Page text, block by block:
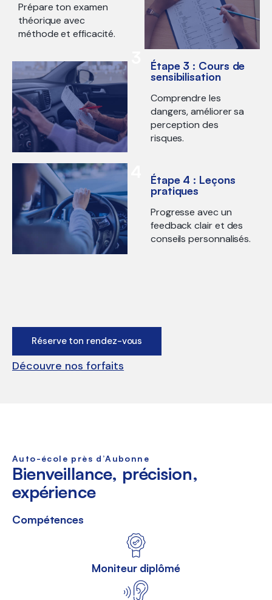
Prépare ton examen
théorique avec
méthode et efficacité.
Étape 3 : Cours de
sensibilisation
Comprendre les
dangers, améliorer sa
perception des
risques.
Étape 4 : Leçons
pratiques
Progresse avec un
feedback clair et des
conseils personnalisés.
Réserve ton rendez-vous
Découvre nos forfaits
Auto-école près d’Aubonne
Bienveillance, précision,
expérience
Compétences
Moniteur diplômé